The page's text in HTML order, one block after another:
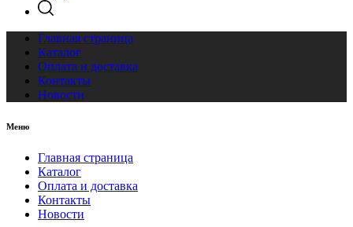
Главная страница
Каталог
Оплата и доставка
Контакты
Новости
Меню
Главная страница
Каталог
Оплата и доставка
Контакты
Новости